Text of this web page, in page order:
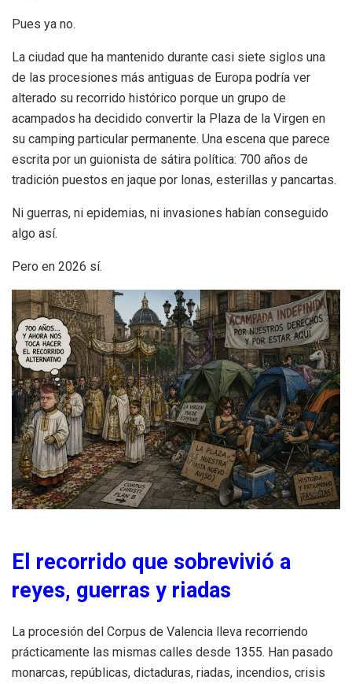
Pues ya no.
La ciudad que ha mantenido durante casi siete siglos una
de las procesiones más antiguas de Europa podría ver
alterado su recorrido histórico porque un grupo de
acampados ha decidido convertir la Plaza de la Virgen en
su camping particular permanente. Una escena que parece
escrita por un guionista de sátira política: 700 años de
tradición puestos en jaque por lonas, esterillas y pancartas.
Ni guerras, ni epidemias, ni invasiones habían conseguido
algo así.
Pero en 2026 sí.
El recorrido que sobrevivió a
reyes, guerras y riadas
La procesión del Corpus de Valencia lleva recorriendo
prácticamente las mismas calles desde 1355. Han pasado
monarcas, repúblicas, dictaduras, riadas, incendios, crisis